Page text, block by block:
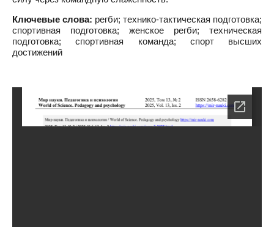
Ключевые слова: регби; технико-тактическая подготовка;
спортивная подготовка; женское регби; техническая
подготовка; спортивная команда; спорт высших
достижений